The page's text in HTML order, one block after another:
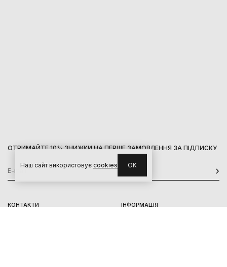
КОНТАКТИ ІНФОРМАЦІЯ
ОТРИМАЙТЕ 10% ЗНИЖКИ НА ПЕРШЕ ЗАМОВЛЕННЯ ЗА ПІДПИСКУ
Наш сайт використовує cookies OK